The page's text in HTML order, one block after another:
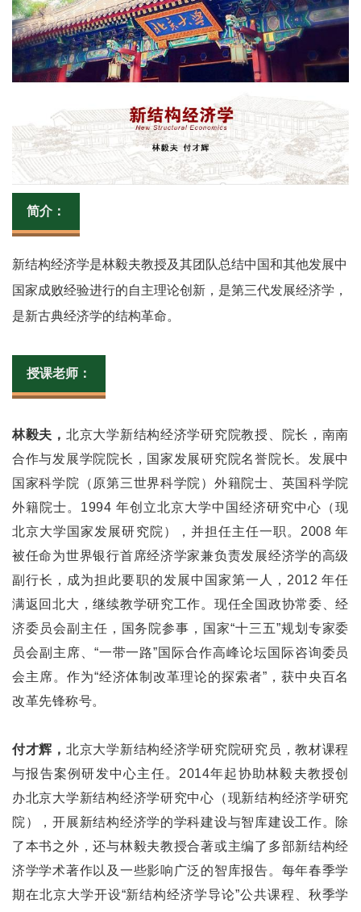
简介：
新结构经济学是林毅夫教授及其团队总结中国和其他发展中
国家成败经验进行的自主理论创新，是第三代发展经济学，
是新古典经济学的结构革命。
授课老师：
林毅夫， 北京大学新结构经济学研究院教授、院长，南南
合作与发展学院院长，国家发展研究院名誉院长。发展中
国家科学院（原第三世界科学院）外籍院士、英国科学院
外籍院士。1994 年创立北京大学中国经济研究中心（现
北京大学国家发展研究院），并担任主任一职。2008 年
被任命为世界银行首席经济学家兼负责发展经济学的高级
副行长，成为担此要职的发展中国家第一人，2012 年任
满返回北大，继续教学研究工作。现任全国政协常委、经
济委员会副主任，国务院参事，国家“十三五”规划专家委
员会副主席、“一带一路”国际合作高峰论坛国际咨询委员
会主席。作为“经济体制改革理论的探索者”，获中央百名
改革先锋称号。
付才辉， 北京大学新结构经济学研究院研究员，教材课程
与报告案例研发中心主任。2014年起协助林毅夫教授创
办北京大学新结构经济学研究中心（现新结构经济学研究
院），开展新结构经济学的学科建设与智库建设工作。除
了本书之外，还与林毅夫教授合著或主编了多部新结构经
济学学术著作以及一些影响广泛的智库报告。每年春季学
期在北京大学开设“新结构经济学导论”公共课程、秋季学